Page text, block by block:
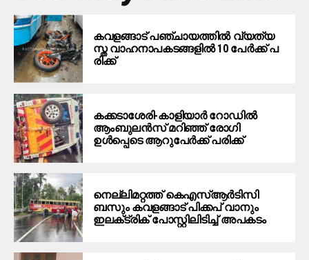
ക​വ​ള​ങ്ങാ​ട് പ​ഞ്ചാ​യ​ത്തി​ൽ വ്യ​ത്യ​
സ്ത വാ​ഹ​നാ​പ​ക​ട​ങ്ങ​ളി​ല്‍ 10 പേ​ര്‍​ക്ക് പ​
രി​ക്ക്
കക്കടാശേരി-കാളിയാര്‍ റോഡില്‍
ആംബുലന്‍സ് മറിഞ്ഞ് രോഗി
ഉള്‍പ്പെടെ ആറുപേര്‍ക്ക് പരിക്ക്
നെല്ലിമറ്റത്ത് കെഎസ്ആർടിസി
ബസും കവളങ്ങാട് പിക്കപ് വാനും
ഇലക്‌ട്രിക് പോസ്റ്റിലിടിച്ച് അപകടം